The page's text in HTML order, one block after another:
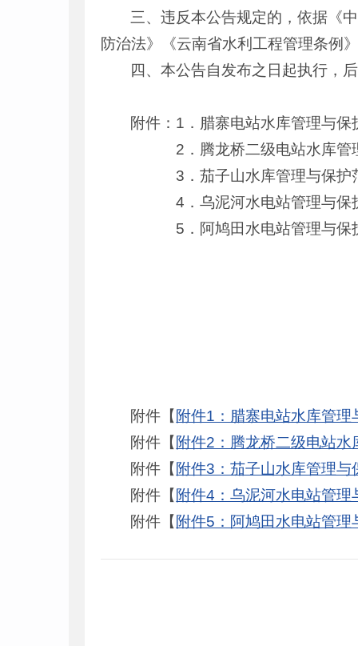
三、违反本公告规定的，依据《
防治法》《云南省水利工程管理条例
四、本公告自发布之日起执行，
附件：1．腊寨电站水库管理与保
2．腾龙桥二级电站水库管理
3．茄子山水库管理与保护
4．乌泥河水电站管理与保
5．阿鸠田水电站管理与保
附件【 附件1：腊寨电站水库管
附件【 附件2：腾龙桥二级电站
附件【 附件3：茄子山水库管理
附件【 附件4：乌泥河水电站管
附件【 附件5：阿鸠田水电站管